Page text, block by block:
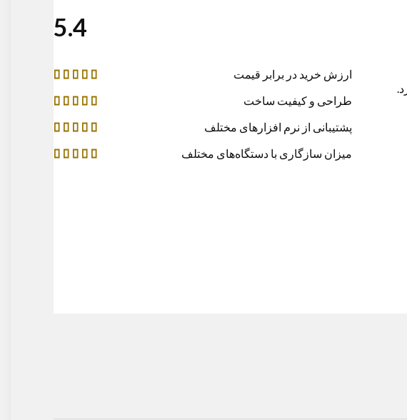
4.5
ارزش خرید در برابر قیمت
طراحی و کیفیت ساخت
پشتیبانی از نرم افزارهای مختلف
میزان سازگاری با دستگاه‌های مختلف